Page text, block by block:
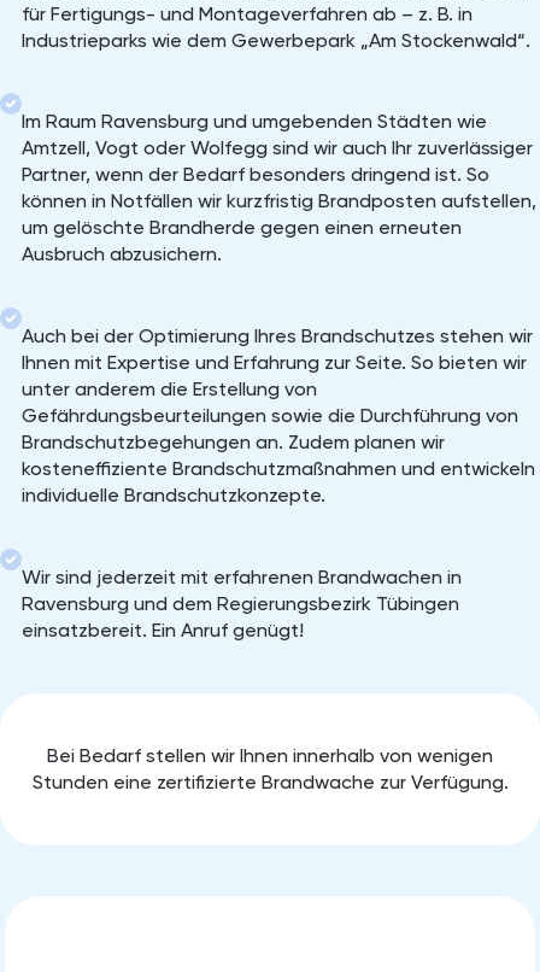
für Fertigungs- und Montageverfahren ab – z. B. in
Industrieparks wie dem Gewerbepark „Am Stockenwald“.
Im Raum Ravensburg und umgebenden Städten wie
Amtzell, Vogt oder Wolfegg sind wir auch Ihr zuverlässiger
Partner, wenn der Bedarf besonders dringend ist. So
können in Notfällen wir kurzfristig Brandposten aufstellen,
um gelöschte Brandherde gegen einen erneuten
Ausbruch abzusichern.
Auch bei der Optimierung Ihres Brandschutzes stehen wir
Ihnen mit Expertise und Erfahrung zur Seite. So bieten wir
unter anderem die Erstellung von
Gefährdungsbeurteilungen sowie die Durchführung von
Brandschutzbegehungen an. Zudem planen wir
kosteneffiziente Brandschutzmaßnahmen und entwickeln
individuelle Brandschutzkonzepte.
Wir sind jederzeit mit erfahrenen Brandwachen in
Ravensburg und dem Regierungsbezirk Tübingen
einsatzbereit. Ein Anruf genügt!
Bei Bedarf stellen wir Ihnen innerhalb von wenigen
Stunden eine zertifizierte Brandwache zur Verfügung.